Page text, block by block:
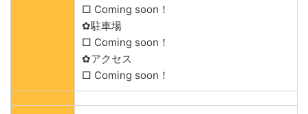
□ Coming soon！
✿駐車場
□ Coming soon！
✿アクセス
□ Coming soon！